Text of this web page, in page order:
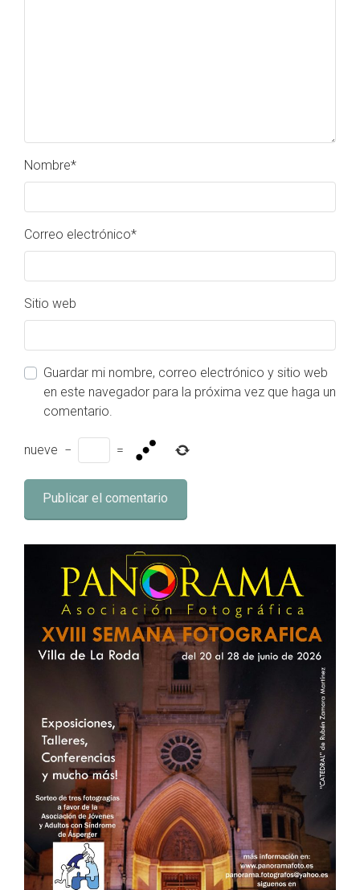
Nombre*
Correo electrónico*
Sitio web
Guardar mi nombre, correo electrónico y sitio web
en este navegador para la próxima vez que haga un
comentario.
nueve − =